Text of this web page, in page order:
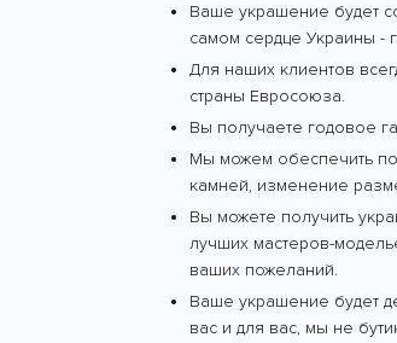
Ваше украшение будет
самом сердце Украины -
Для наших клиентов
страны Евросоюза.
Вы получаете годовое
Мы можем обеспечить
камней, изменение
Вы можете получить
лучших мастеров-
ваших пожеланий.
Ваше украшение будет
вас и для вас, мы не